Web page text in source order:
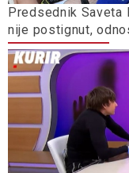
Predsednik Saveta
nije postignut,